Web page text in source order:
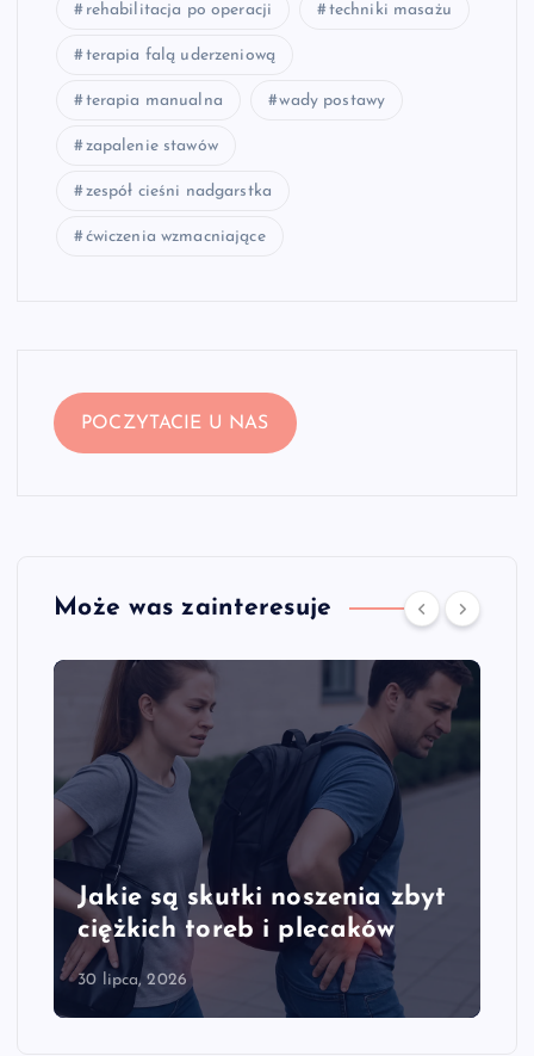
rehabilitacja po operacji techniki masażu
terapia falą uderzeniową
terapia manualna wady postawy
zapalenie stawów
zespół cieśni nadgarstka
ćwiczenia wzmacniające
POCZYTACIE U NAS
Może was zainteresuje
Jakie są skutki noszenia zbyt
ciężkich toreb i plecaków
30 lipca, 2026